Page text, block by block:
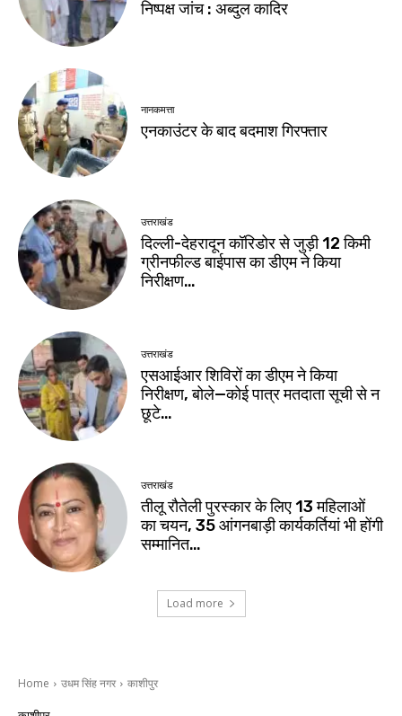
निष्पक्ष जांच : अब्दुल कादिर
नानकमत्ता
एनकाउंटर के बाद बदमाश गिरफ्तार
उत्तराखंड
दिल्ली-देहरादून कॉरिडोर से जुड़ी 12 किमी
ग्रीनफील्ड बाईपास का डीएम ने किया
निरीक्षण…
उत्तराखंड
एसआईआर शिविरों का डीएम ने किया
निरीक्षण, बोले—कोई पात्र मतदाता सूची से न
छूटे…
उत्तराखंड
तीलू रौतेली पुरस्कार के लिए 13 महिलाओं
का चयन, 35 आंगनबाड़ी कार्यकर्तियां भी होंगी
सम्मानित…
Load more